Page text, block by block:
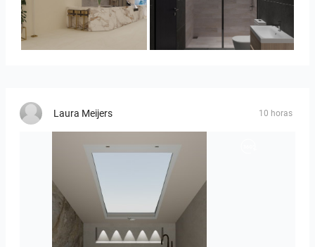
SARAH SAE_RETAIL Collen_Bathroom
Laura Meijers 10 horas